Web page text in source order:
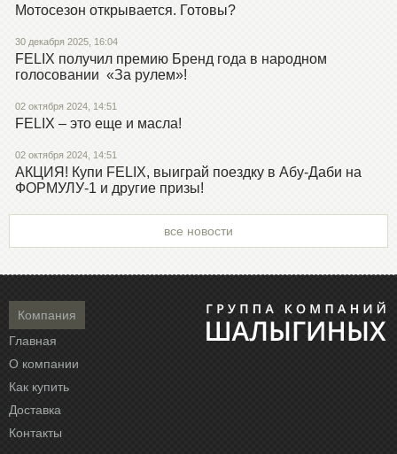
Мотосезон открывается. Готовы?
30 декабря 2025, 16:04
FELIX получил премию Бренд года в народном
голосовании «За рулем»!
02 октября 2024, 14:51
FELIX – это еще и масла!
02 октября 2024, 14:51
АКЦИЯ! Купи FELIX, выиграй поездку в Абу-Даби на
ФОРМУЛУ-1 и другие призы!
все новости
Компания
Главная
О компании
Как купить
Доставка
Контакты